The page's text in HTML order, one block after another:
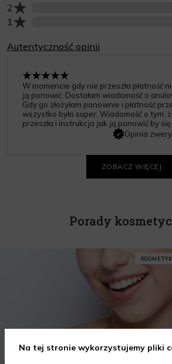
Liczba opinii z oceną
1
Liczba opinii z oceną
2
Autentyczność opinii
W momencie gdy nie przeszła płatność
ją ponowić. Dostałam wiadomość o
Gdy go złożyłam ponownie i płatność
wszystko było super. Wiadomość o tym,
przeszła i instrukcja jak ją ponowić by się
Opinia
ZOBACZ WIĘCEJ
Porady
Na tej stronie wykorzystujemy pliki